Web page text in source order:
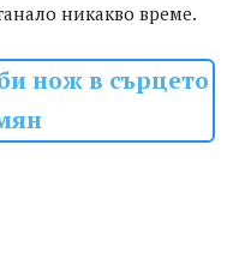
никакво време.
нож в сърцето